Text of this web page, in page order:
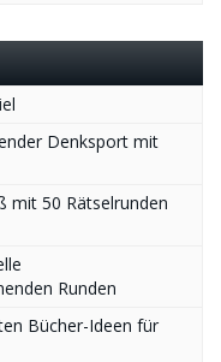
Denksport mit
mit 50 Rätselrunden
Runden
Bücher-Ideen für